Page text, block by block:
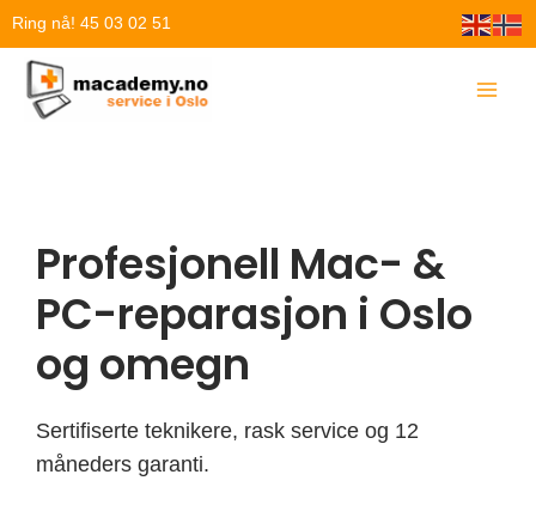
Hopp
innholdet
Ring nå! 45 03 02 51
Profesjonell Mac- &
PC-reparasjon i Oslo
og omegn
Sertifiserte teknikere, rask service og 12
måneders garanti.